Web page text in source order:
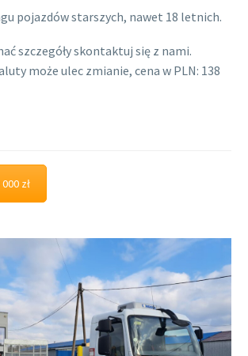
pojazdów starszych, nawet 18 letnich.
szczegóły skontaktuj się z nami.
może ulec zmianie, cena w PLN: 138
zł